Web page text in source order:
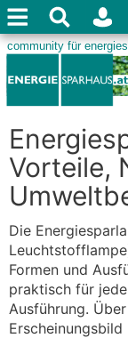
Vorteile,
Die
Formen und
praktisch für
Ausführung.